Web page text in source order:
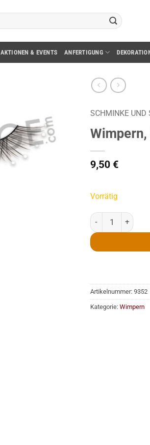
AKTIONEN & EVENTS ANFERTIGUNG
SCHMINKE UND
9,50 €
Vorrätig
Wimpern, Stargirl,
Artikelnummer: 9352
Kategorie: Wimpern